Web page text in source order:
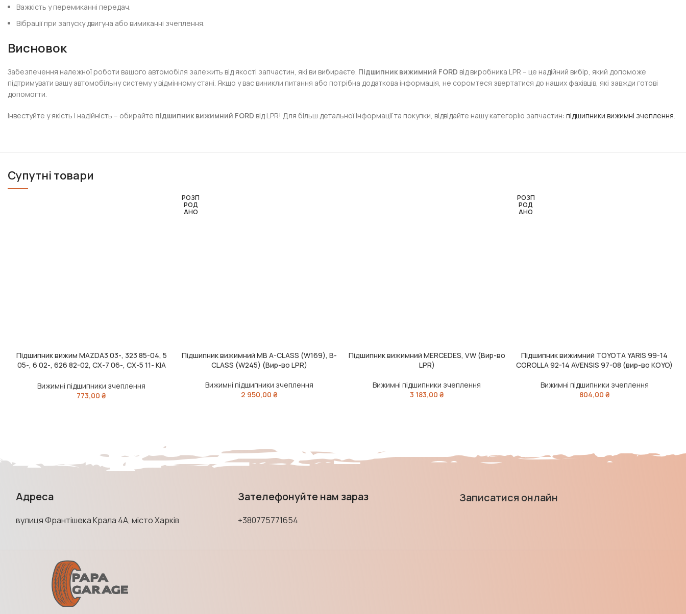
Важкість у перемиканні передач.
Вібрації при запуску двигуна або вимиканні зчеплення.
Висновок
Забезпечення належної роботи вашого автомобіля залежить від якості запчастин, які ви вибираєте. Підшипник вижимний FORD від виробника LPR – це надійний вибір, який допоможе
підтримувати вашу автомобільну систему у відмінному стані. Якщо у вас виникли питання або потрібна додаткова інформація, не соромтеся звертатися до наших фахівців, які завжди готові
допомогти.
Інвестуйте у якість і надійність – обирайте підшипник вижимний FORD від LPR! Для більш детальної інформації та покупки, відвідайте нашу категорію запчастин:підшипники вижимні зчеплення.
Супутні товари
ДОДАТИ В КОШИК
Підшипник вижим MAZDA3 03-, 323 85-04, 5
05-, 6 02-, 626 82-02, CX-7 06-, CX-5 11- KIA
Вижимні підшипники зчеплення
773,00₴
РОЗП
РОД
АНО
ЧИТАТИ ДАЛІ
Підшипник вижимний MB A-CLASS (W169), B-
CLASS (W245) (Вир-во LPR)
Вижимні підшипники зчеплення
2 950,00 ₴
ДОДАТИ В КОШИК
Підшипник вижимний MERCEDES, VW (Вир-во
LPR)
Вижимні підшипники зчеплення
3 183,00 ₴
РОЗП
РОД
АНО
ЧИТАТИ ДАЛІ
Підшипник вижимний TOYOTA YARIS 99-14
COROLLA 92-14 AVENSIS 97-08 (вир-во KOYO)
Вижимні підшипники зчеплення
804,00 ₴
Адреса
вулиця Франтішека Крала 4А, місто Харків
Зателефонуйте нам зараз
+380775771654
Записатися онлайн